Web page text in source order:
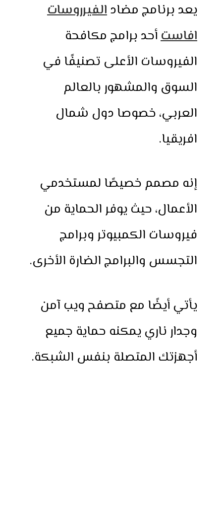
يعد برنامج مضادالفيرروسات
افاستأحد برامج مكافحة
الفيروسات الأعلى تصنيفًا في
السوق والمشهور بالعالم
العربي، خصوصا دول شمال
افريقيا.
إنه مصمم خصيصًا لمستخدمي
الأعمال، حيث يوفر الحماية من
فيروسات الكمبيوتر وبرامج
التجسس والبرامج الضارة الأخرى.
يأتي أيضًا مع متصفح ويب آمن
وجدار ناري يمكنه حماية جميع
أجهزتك المتصلة بنفس الشبكة.